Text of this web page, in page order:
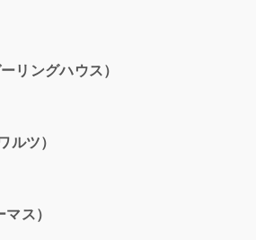
ングハウス）
ツ）
ス）